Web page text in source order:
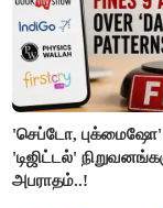
'செப்டோ, புக்மைஷோ'
'டிஜிட்டல்'
அபராதம்..!